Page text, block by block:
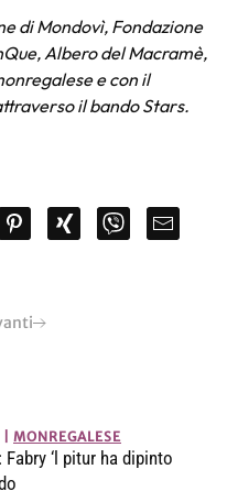
di Mondovì, Fondazione
Albero del Macramè,
e con il
il bando Stars.
MONREGALESE
‘l pitur ha dipinto